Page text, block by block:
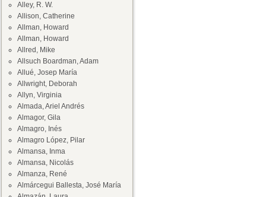
Alley, R. W.
Allison, Catherine
Allman, Howard
Allman, Howard
Allred, Mike
Allsuch Boardman, Adam
Allué, Josep María
Allwright, Deborah
Allyn, Virginia
Almada, Ariel Andrés
Almagor, Gila
Almagro, Inés
Almagro López, Pilar
Almansa, Inma
Almansa, Nicolás
Almanza, René
Almárcegui Ballesta, José María